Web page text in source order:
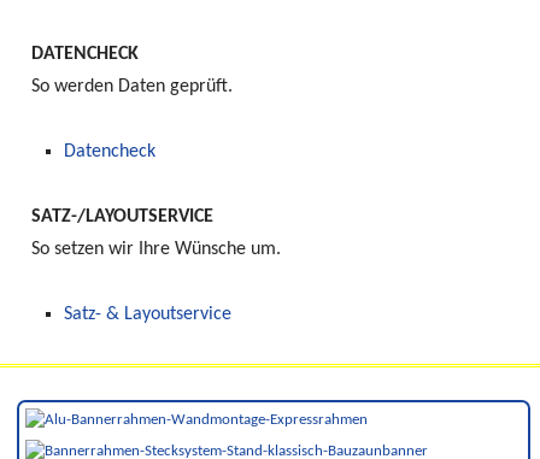
DATENCHECK
So werden Daten geprüft.
Datencheck
SATZ-/LAYOUTSERVICE
So setzen wir Ihre Wünsche um.
Satz- & Layoutservice